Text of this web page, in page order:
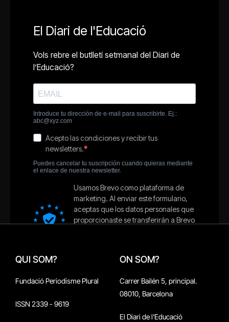
QUI SOM?
Fundació Periodisme Plural
ISSN 2339 - 9619
ON SOM?
Carrer Bailén 5, principal.
08010, Barcelona
El Diari de l'Educació